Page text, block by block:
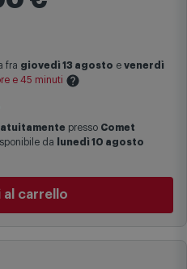
di sconti.
fra giovedì 13 agosto e venerdì
e 45 minuti
una stima approssimativa
in possesso di Comet.
variare in situazioni
consegna nei periodi
eccezionali).
in modalità di
presso Comet
da
lunedì 10 agosto
al carrello